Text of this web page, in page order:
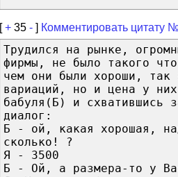
[+ 35 - ] Комментировать цитату
Трудился на рынке,
фирмы, не было такого
чем они были хороши, так
вариаций, но и цена у
бабуля(Б) и схватившись
диалог:
Б - ой, какая хорошая,
сколько! ?
Я - 3500
Б - Ой, а размера-то у